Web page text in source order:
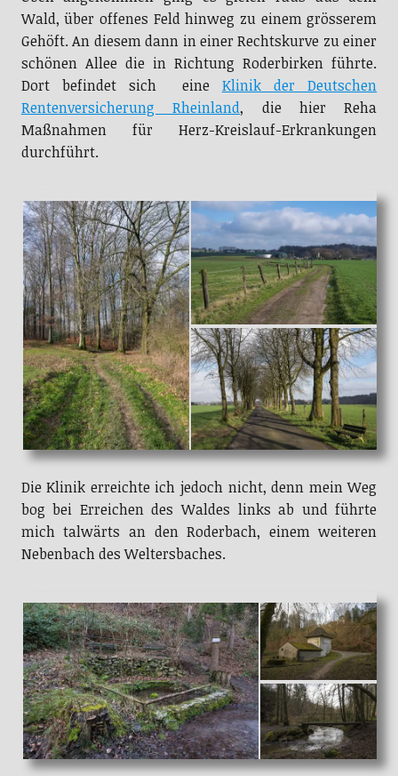
Wald, über offenes Feld hinweg zu einem grösserem
Gehöft. An diesem dann in einer Rechtskurve zu einer
schönen Allee die in Richtung Roderbirken führte.
Dort befindet sich eine Klinik der Deutschen
Rentenversicherung Rheinland, die hier Reha
Maßnahmen für Herz-Kreislauf-Erkrankungen
durchführt.
Die Klinik erreichte ich jedoch nicht, denn mein Weg
bog bei Erreichen des Waldes links ab und führte
mich talwärts an den Roderbach, einem weiteren
Nebenbach des Weltersbaches.